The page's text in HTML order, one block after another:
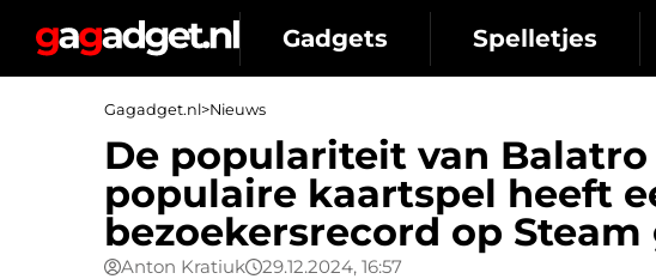
Gadgets Spelletjes
Gagadget.nl>Nieuws
De populariteit van
populaire kaartspel heeft
bezoekersrecord op
Anton Kratiuk 29.12.2024, 16:57